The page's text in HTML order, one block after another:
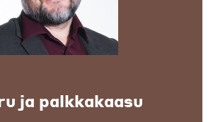
ja palkkakaasu